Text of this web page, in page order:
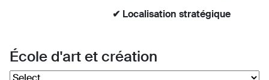
✔ Localisation stratégique
École d'art et création